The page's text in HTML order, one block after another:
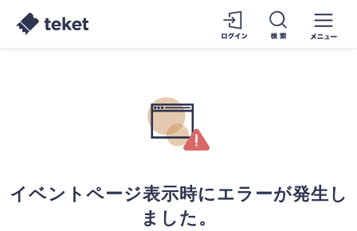
イベントページ表示時にエラーが発生し
ました。